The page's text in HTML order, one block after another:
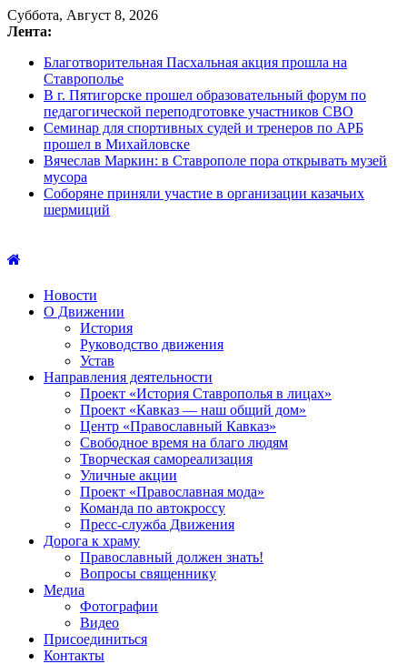
Суббота, Август 8, 2026
Лента:
Благотворительная Пасхальная акция прошла на
Ставрополье
В г. Пятигорске прошел образовательный форум по
педагогической переподготовке участников СВО
Семинар для спортивных судей и тренеров по АРБ
прошел в Михайловске
Вячеслав Маркин: в Ставрополе пора открывать музей
мусора
Соборяне приняли участие в организации казачьих
шермиций
Новости
О Движении
История
Руководство движения
Устав
Направления деятельности
Проект «История Ставрополья в лицах»
Проект «Кавказ — наш общий дом»
Центр «Православный Кавказ»
Свободное время на благо людям
Творческая самореализация
Уличные акции
Проект «Православная мода»
Команда по автокроссу
Пресс-служба Движения
Дорога к храму
Православный должен знать!
Вопросы священнику
Медиа
Фотографии
Видео
Присоединиться
Контакты